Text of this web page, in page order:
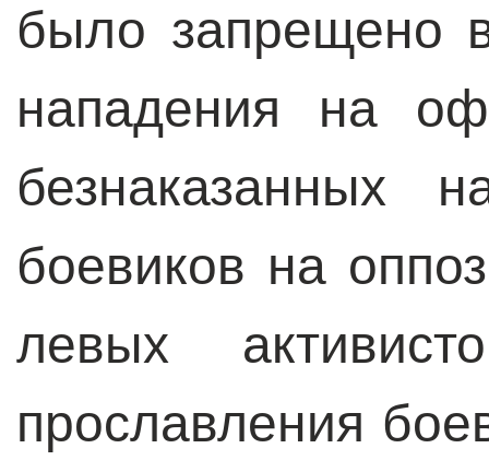
было запрещено
нападения на
безнаказанных
боевиков на
левых
прославления